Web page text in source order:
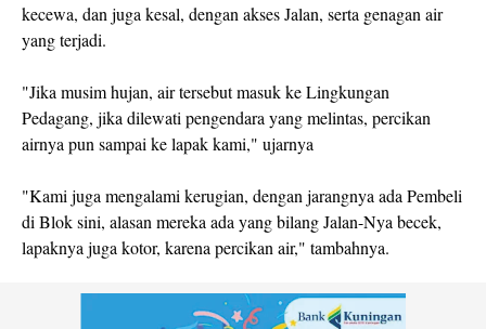
kecewa, dan juga kesal, dengan akses Jalan, serta genagan air
yang terjadi.
"Jika musim hujan, air tersebut masuk ke Lingkungan
Pedagang, jika dilewati pengendara yang melintas, percikan
airnya pun sampai ke lapak kami," ujarnya
"Kami juga mengalami kerugian, dengan jarangnya ada Pembeli
di Blok sini, alasan mereka ada yang bilang Jalan-Nya becek,
lapaknya juga kotor, karena percikan air," tambahnya.